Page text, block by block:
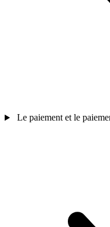
Le paiement et le